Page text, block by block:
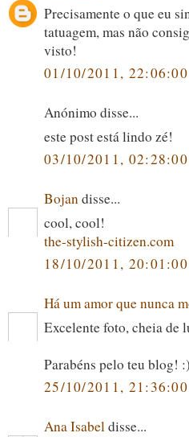
Precisamente o que eu
tatuagem, mas não
visto!
01/10/2011, 22:06:00
Anónimo disse...
este post está lindo zé!
03/10/2011, 02:28:00
Bojandisse...
cool, cool!
the-stylish-citizen.com
18/10/2011, 20:01:00
Há um amor que nunca
Excelente foto, cheia de
Parabéns pelo teu blog! :)
25/10/2011, 21:36:00
Ana Isabeldisse...